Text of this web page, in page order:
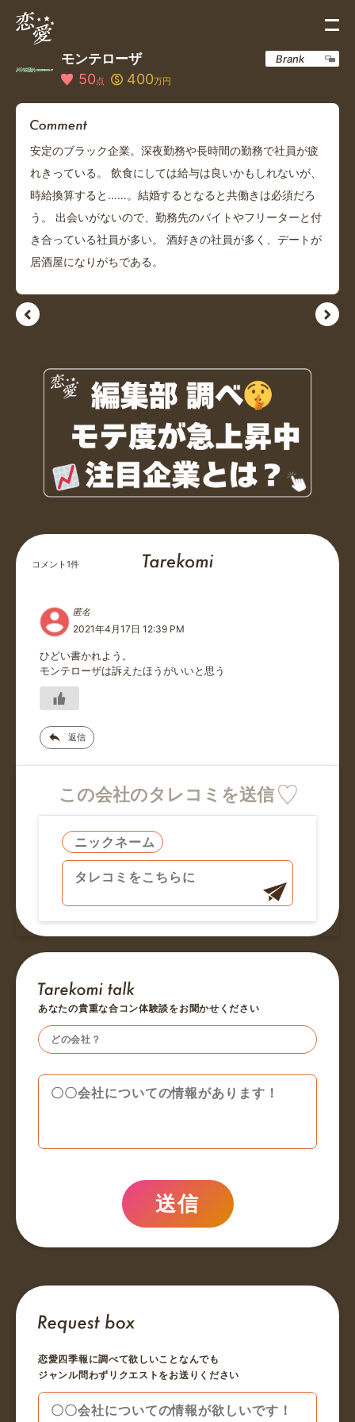
モンテローザ
50点 400万円
Brank
安定のブラック企業。深夜勤務や長時間の勤務で社員が疲
れきっている。 飲食にしては給与は良いかもしれないが、
時給換算すると……。結婚するとなると共働きは必須だろ
う。 出会いがないので、勤務先のバイトやフリーターと付
き合っている社員が多い。 酒好きの社員が多く、デートが
居酒屋になりがちである。
コメント1件
匿名
2021年4月17日 12:39 PM
ひどい書かれよう‪。
モンテローザは訴えたほうがいいと思う
返信
この会社のタレコミを送信
あなたの貴重な合コン体験談をお聞かせください
送信
恋愛四季報に調べて欲しいことなんでも
ジャンル問わずリクエストをお送りください